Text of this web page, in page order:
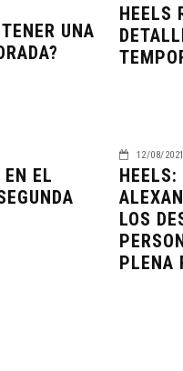
UNA
HEELS
EL
12/08/2021
HEELS:
LOS
PLENA